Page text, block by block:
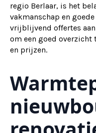
regio Berlaar, is het
vakmanschap en
vrijblijvend offertes
om een goed
en prijzen.